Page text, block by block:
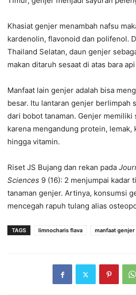
Khasiat genjer menambah nafsu
kardenolin, flavonoid dan polifenol.
Thailand Selatan, daun genjer
makan ditaruh sesaat di atas bara
Manfaat lain genjer adalah bisa
besar. Itu lantaran genjer berlimpah
dari bobot tanaman. Genjer memiliki
karena mengandung protein, lemak,
hingga vitamin.
Riset JS Bujang dan rekan pada
Sciences 9 (16): 2 menjumpai kadar
tanaman genjer. Artinya, konsumsi
mencegah rapuh tulang alias
TAGS limnocharis flava manfaat genjer